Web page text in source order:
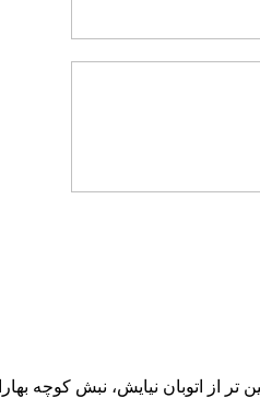
تر از اتوبان نیایش، نبش کوچه